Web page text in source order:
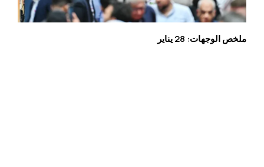
ملخص الوجهات: 28 يناير